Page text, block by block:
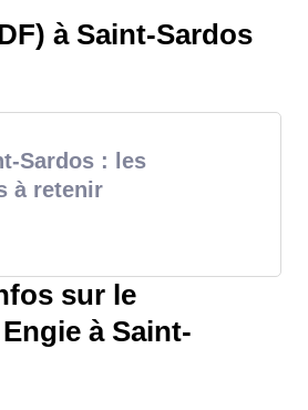
à Saint-Sardos
Sardos : les
à retenir
sur le
à Saint-